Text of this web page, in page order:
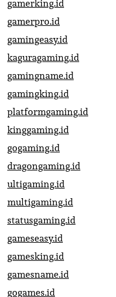
gamerking.id
gamerpro.id
gamingeasy.id
kaguragaming.id
gamingname.id
gamingking.id
platformgaming.id
kinggaming.id
gogaming.id
dragongaming.id
ultigaming.id
multigaming.id
statusgaming.id
gameseasy.id
gamesking.id
gamesname.id
gogames.id